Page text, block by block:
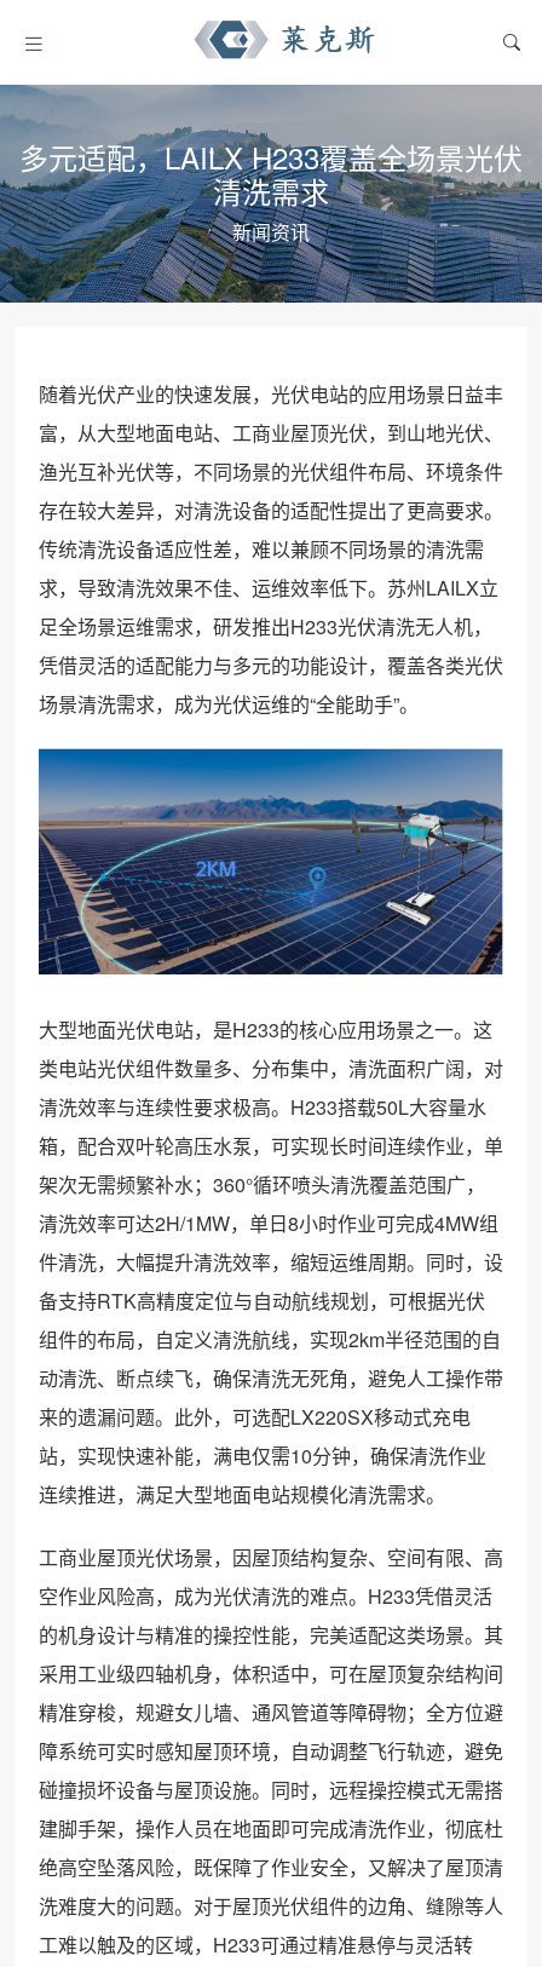
多元适配，LAILX H233覆盖全场景光伏
清洗需求
新闻资讯
随着光伏产业的快速发展，光伏电站的应用场景日益丰
富，从大型地面电站、工商业屋顶光伏，到山地光伏、
渔光互补光伏等，不同场景的光伏组件布局、环境条件
存在较大差异，对清洗设备的适配性提出了更高要求。
传统清洗设备适应性差，难以兼顾不同场景的清洗需
求，导致清洗效果不佳、运维效率低下。苏州LAILX立
足全场景运维需求，研发推出H233光伏清洗无人机，
凭借灵活的适配能力与多元的功能设计，覆盖各类光伏
场景清洗需求，成为光伏运维的“全能助手”。
大型地面光伏电站，是H233的核心应用场景之一。这
类电站光伏组件数量多、分布集中，清洗面积广阔，对
清洗效率与连续性要求极高。H233搭载50L大容量水
箱，配合双叶轮高压水泵，可实现长时间连续作业，单
架次无需频繁补水；360°循环喷头清洗覆盖范围广，
清洗效率可达2H/1MW，单日8小时作业可完成4MW组
件清洗，大幅提升清洗效率，缩短运维周期。同时，设
备支持RTK高精度定位与自动航线规划，可根据光伏
组件的布局，自定义清洗航线，实现2km半径范围的自
动清洗、断点续飞，确保清洗无死角，避免人工操作带
来的遗漏问题。此外，可选配LX220SX移动式充电
站，实现快速补能，满电仅需10分钟，确保清洗作业
连续推进，满足大型地面电站规模化清洗需求。
工商业屋顶光伏场景，因屋顶结构复杂、空间有限、高
空作业风险高，成为光伏清洗的难点。H233凭借灵活
的机身设计与精准的操控性能，完美适配这类场景。其
采用工业级四轴机身，体积适中，可在屋顶复杂结构间
精准穿梭，规避女儿墙、通风管道等障碍物；全方位避
障系统可实时感知屋顶环境，自动调整飞行轨迹，避免
碰撞损坏设备与屋顶设施。同时，远程操控模式无需搭
建脚手架，操作人员在地面即可完成清洗作业，彻底杜
绝高空坠落风险，既保障了作业安全，又解决了屋顶清
洗难度大的问题。对于屋顶光伏组件的边角、缝隙等人
工难以触及的区域，H233可通过精准悬停与灵活转